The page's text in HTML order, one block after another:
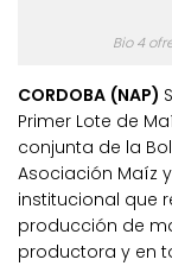
Bio 4
CORDOBA (NAP)
Primer Lote de
conjunta de la
Asociación Maíz
institucional que
producción de
productora y en